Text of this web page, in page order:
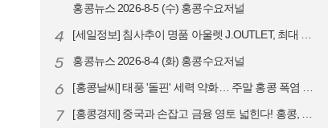
홍콩뉴스 2026-8-5 (수) 홍콩수요저널
4 [세일정보] 침사추이 명품 아울렛 J.OUTLET, 최대 90% 빅 세일…
5 홍콩뉴스 2026-8-4 (화) 홍콩수요저널
6 [홍콩날씨] 태풍 '돌핀' 세력 약화… 주말 홍콩 폭염 예고
7 [홍콩경제] 중국과 손잡고 금융 영토 넓힌다! 홍콩, 10대 신규 정책 …